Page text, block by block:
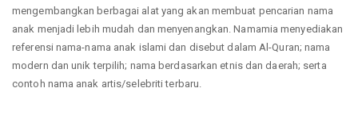
mengembangkan berbagai alat yang akan membuat pencarian nama
anak menjadi lebih mudah dan menyenangkan. Namamia menyediakan
referensi nama-nama anak islami dan disebut dalam Al-Quran; nama
modern dan unik terpilih; nama berdasarkan etnis dan daerah; serta
contoh nama anak artis/selebriti terbaru.